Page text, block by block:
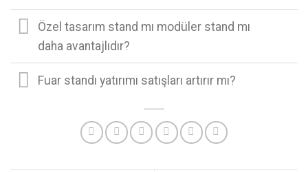
Özel tasarım stand mı modüler stand mı
daha avantajlıdır?
Fuar standı yatırımı satışları artırır mı?